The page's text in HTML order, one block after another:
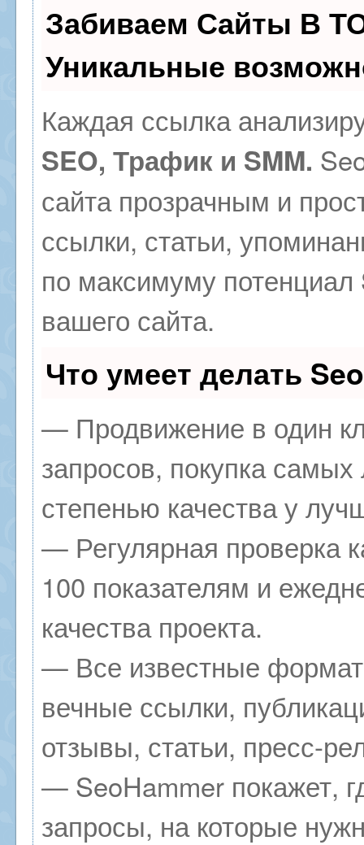
Забиваем Сайты В
Уникальные
Каждая ссылка
SEO, Трафик и SMM.
сайта прозрачным и
ссылки, статьи,
по максимуму
вашего сайта.
Что умеет делать
— Продвижение в один
запросов, покупка
степенью качества у
— Регулярная проверка
100 показателям и
качества проекта.
— Все известные
вечные ссылки,
отзывы, статьи, пресс-
— SeoHammer покажет,
запросы, на которые